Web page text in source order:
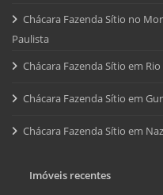
Chácara Fazenda Sítio no
Paulista
Chácara Fazenda Sítio em
Chácara Fazenda Sítio em
Chácara Fazenda Sítio em
Imóveis recentes